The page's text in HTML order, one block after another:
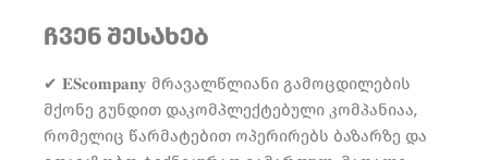
ჩვენ შესახებ
✔ 𝐄𝐒𝐜𝐨𝐦𝐩𝐚𝐧𝐲 მრავალწლიანი გამოცდილების
მქონე გუნდით დაკომპლექტებული კომპანიაა,
რომელიც წარმატებით ოპერირებს ბაზარზე და